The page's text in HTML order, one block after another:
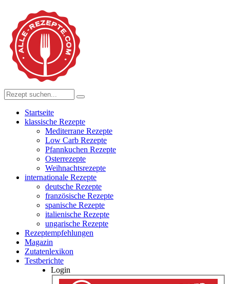
Startseite
klassische Rezepte
Mediterrane Rezepte
Low Carb Rezepte
Pfannkuchen Rezepte
Osterrezepte
Weihnachtsrezepte
internationale Rezepte
deutsche Rezepte
französische Rezepte
spanische Rezepte
italienische Rezepte
ungarische Rezepte
Rezeptempfehlungen
Magazin
Zutatenlexikon
Testberichte
Login